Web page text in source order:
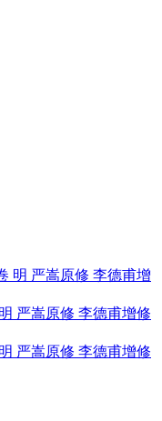
严嵩原修 李德甫增修
严嵩原修 李德甫增修